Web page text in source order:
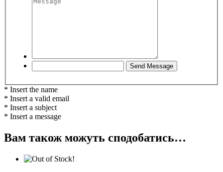
* Insert the name
* Insert a valid email
* Insert a subject
* Insert a message
Вам також можуть сподобатись…